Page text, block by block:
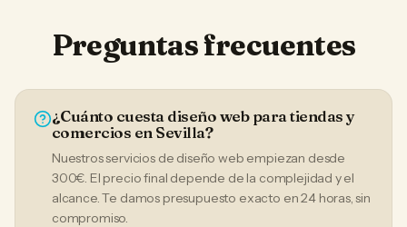
Preguntas frecuentes
¿Cuánto cuesta diseño web para tiendas y
comercios en Sevilla?
Nuestros servicios de diseño web empiezan desde
300€. El precio final depende de la complejidad y el
alcance. Te damos presupuesto exacto en 24 horas, sin
compromiso.